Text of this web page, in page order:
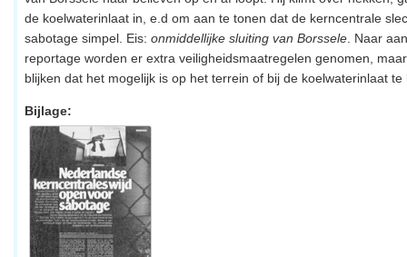
de koelwaterinlaat in, e.d om aan te tonen dat de kerncentrale
sabotage simpel. Eis: onmiddellijke sluiting van Borssele . Naar
reportage worden er extra veiligheidsmaatregelen genomen,
blijken dat het mogelijk is op het terrein of bij de koelwaterinlaat te
Bijlage: